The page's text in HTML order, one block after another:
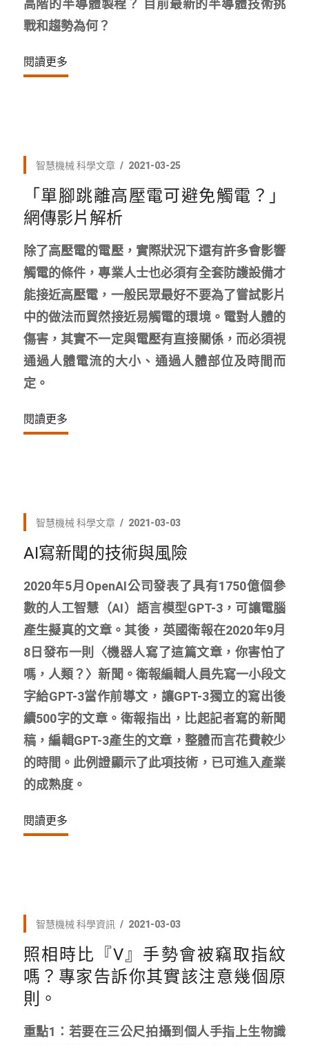
高階的半導體製程？ 目前最新的半導體技術挑
戰和趨勢為何？
閱讀更多
智慧機械 科學文章 2021-03-25
「單腳跳離高壓電可避免觸電？」
網傳影片解析
除了高壓電的電壓，實際狀況下還有許多會影響
觸電的條件，專業人士也必須有全套防護設備才
能接近高壓電，一般民眾最好不要為了嘗試影片
中的做法而貿然接近易觸電的環境。電對人體的
傷害，其實不一定與電壓有直接關係，而必須視
通過人體電流的大小、通過人體部位及時間而
定。
閱讀更多
智慧機械 科學文章 2021-03-03
AI寫新聞的技術與風險
2020年5月OpenAI公司發表了具有1750億個參
數的人工智慧（AI）語言模型GPT-3，可讓電腦
產生擬真的文章。其後，英國衛報在2020年9月
8日發布一則〈機器人寫了這篇文章，你害怕了
嗎，人類？〉新聞。衛報編輯人員先寫一小段文
字給GPT-3當作前導文，讓GPT-3獨立的寫出後
續500字的文章。衛報指出，比起記者寫的新聞
稿，編輯GPT-3產生的文章，整體而言花費較少
的時間。此例證顯示了此項技術，已可進入產業
的成熟度。
閱讀更多
智慧機械 科學資訊 2021-03-03
照相時比『V』手勢會被竊取指紋
嗎？專家告訴你其實該注意幾個原
則。
重點1：若要在三公尺拍攝到個人手指上生物識